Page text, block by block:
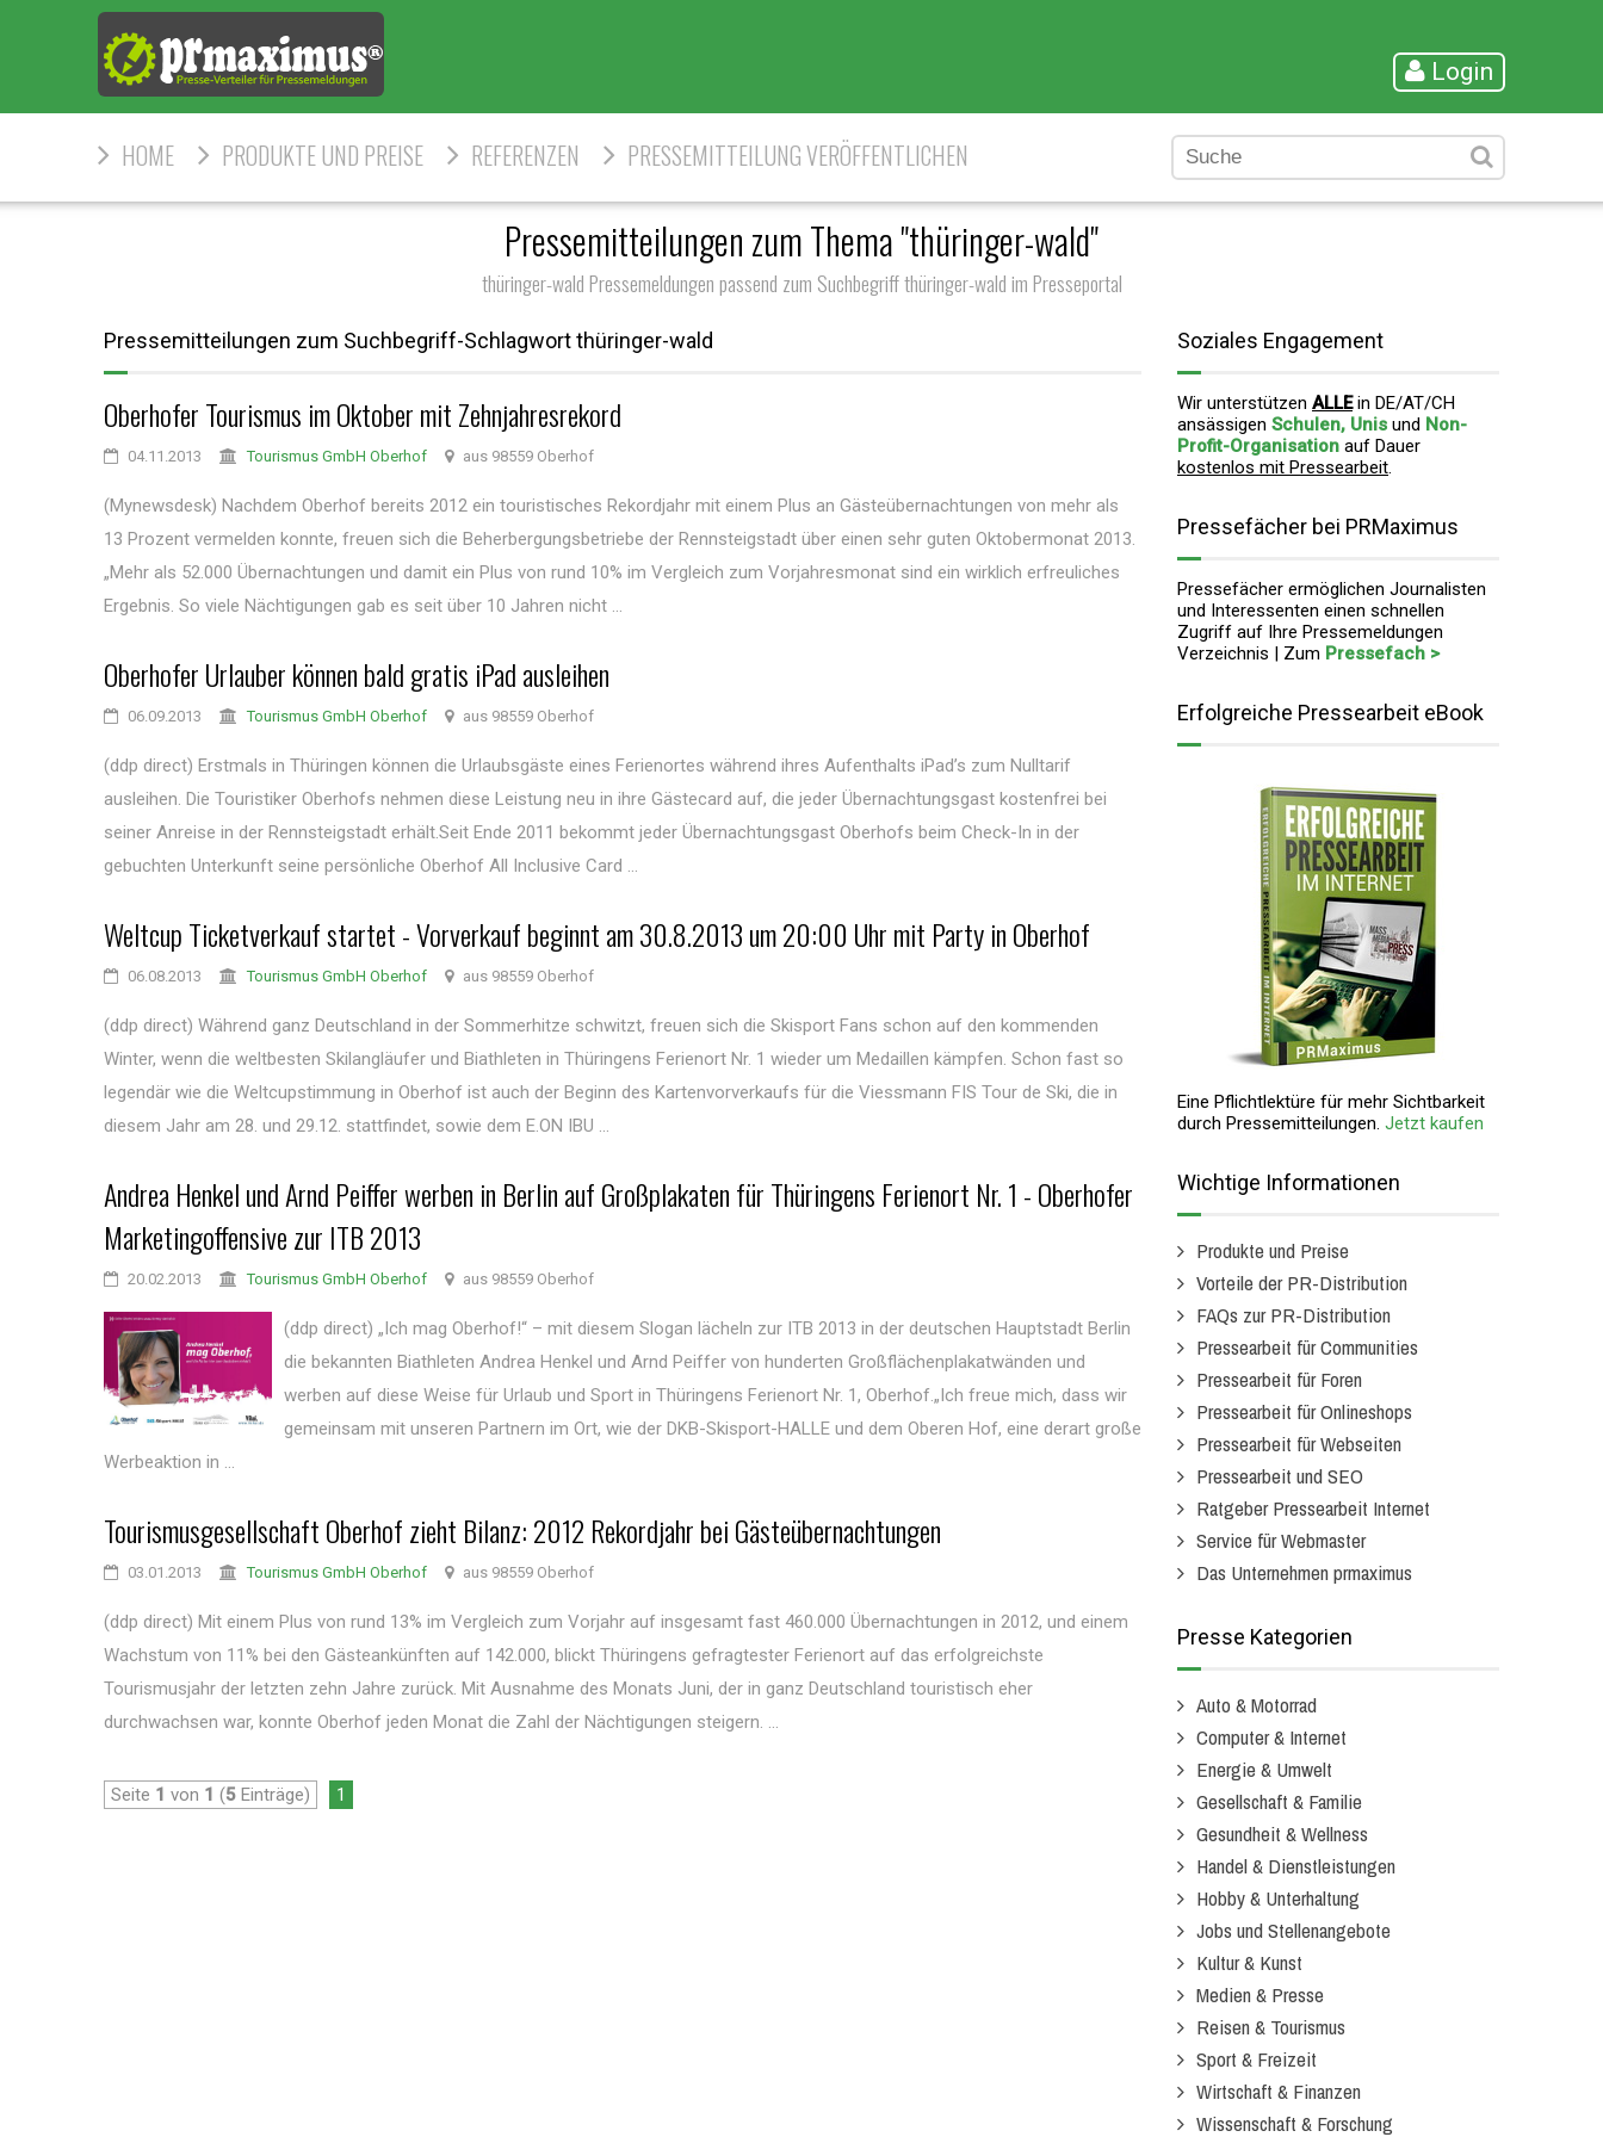
Login
HOME PRODUKTE UND PREISE REFERENZEN PRESSEMITTEILUNG VERÖFFENTLICHEN
Pressemitteilungen zum Thema "thüringer-wald"
thüringer-wald Pressemeldungen passend zum Suchbegriff thüringer-wald im Presseportal
Pressemitteilungen zum Suchbegriff-Schlagwort thüringer-wald
Oberhofer Tourismus im Oktober mit Zehnjahresrekord
04.11.2013 Tourismus GmbH Oberhof aus 98559 Oberhof
(Mynewsdesk) Nachdem Oberhof bereits 2012 ein touristisches Rekordjahr mit einem Plus an Gästeübernachtungen von mehr als
13 Prozent vermelden konnte, freuen sich die Beherbergungsbetriebe der Rennsteigstadt über einen sehr guten Oktobermonat 2013.
„Mehr als 52.000 Übernachtungen und damit ein Plus von rund 10% im Vergleich zum Vorjahresmonat sind ein wirklich erfreuliches
Ergebnis. So viele Nächtigungen gab es seit über 10 Jahren nicht ...
Oberhofer Urlauber können bald gratis iPad ausleihen
06.09.2013 Tourismus GmbH Oberhof aus 98559 Oberhof
(ddp direct) Erstmals in Thüringen können die Urlaubsgäste eines Ferienortes während ihres Aufenthalts iPad’s zum Nulltarif
ausleihen. Die Touristiker Oberhofs nehmen diese Leistung neu in ihre Gästecard auf, die jeder Übernachtungsgast kostenfrei bei
seiner Anreise in der Rennsteigstadt erhält.Seit Ende 2011 bekommt jeder Übernachtungsgast Oberhofs beim Check-In in der
gebuchten Unterkunft seine persönliche Oberhof All Inclusive Card ...
Weltcup Ticketverkauf startet - Vorverkauf beginnt am 30.8.2013 um 20:00 Uhr mit Party in Oberhof
06.08.2013 Tourismus GmbH Oberhof aus 98559 Oberhof
(ddp direct) Während ganz Deutschland in der Sommerhitze schwitzt, freuen sich die Skisport Fans schon auf den kommenden
Winter, wenn die weltbesten Skilangläufer und Biathleten in Thüringens Ferienort Nr. 1 wieder um Medaillen kämpfen. Schon fast so
legendär wie die Weltcupstimmung in Oberhof ist auch der Beginn des Kartenvorverkaufs für die Viessmann FIS Tour de Ski, die in
diesem Jahr am 28. und 29.12. stattfindet, sowie dem E.ON IBU ...
Andrea Henkel und Arnd Peiffer werben in Berlin auf Großplakaten für Thüringens Ferienort Nr. 1 - Oberhofer
Marketingoffensive zur ITB 2013
20.02.2013 Tourismus GmbH Oberhof aus 98559 Oberhof
(ddp direct) „Ich mag Oberhof!“ – mit diesem Slogan lächeln zur ITB 2013 in der deutschen Hauptstadt Berlin
die bekannten Biathleten Andrea Henkel und Arnd Peiffer von hunderten Großflächenplakatwänden und
werben auf diese Weise für Urlaub und Sport in Thüringens Ferienort Nr. 1, Oberhof.„Ich freue mich, dass wir
gemeinsam mit unseren Partnern im Ort, wie der DKB-Skisport-HALLE und dem Oberen Hof, eine derart große
Werbeaktion in ...
Tourismusgesellschaft Oberhof zieht Bilanz: 2012 Rekordjahr bei Gästeübernachtungen
03.01.2013 Tourismus GmbH Oberhof aus 98559 Oberhof
(ddp direct) Mit einem Plus von rund 13% im Vergleich zum Vorjahr auf insgesamt fast 460.000 Übernachtungen in 2012, und einem
Wachstum von 11% bei den Gästeankünften auf 142.000, blickt Thüringens gefragtester Ferienort auf das erfolgreichste
Tourismusjahr der letzten zehn Jahre zurück. Mit Ausnahme des Monats Juni, der in ganz Deutschland touristisch eher
durchwachsen war, konnte Oberhof jeden Monat die Zahl der Nächtigungen steigern. ...
Seite 1 von 1 (5 Einträge) 1
Soziales Engagement
Wir unterstützen ALLEin DE/AT/CH
ansässigen Schulen, Unis und Non-
Profit-Organisation auf Dauer
kostenlos mit Pressearbeit.
Pressefächer bei PRMaximus
Pressefächer ermöglichen Journalisten
und Interessenten einen schnellen
Zugriff auf Ihre Pressemeldungen
Verzeichnis | Zum Pressefach >
Erfolgreiche Pressearbeit eBook
Eine Pflichtlektüre für mehr Sichtbarkeit
durch Pressemitteilungen. Jetzt kaufen
Wichtige Informationen
Produkte und Preise
Vorteile der PR-Distribution
FAQs zur PR-Distribution
Pressearbeit für Communities
Pressearbeit für Foren
Pressearbeit für Onlineshops
Pressearbeit für Webseiten
Pressearbeit und SEO
Ratgeber Pressearbeit Internet
Service für Webmaster
Das Unternehmen prmaximus
Presse Kategorien
Auto & Motorrad
Computer & Internet
Energie & Umwelt
Gesellschaft & Familie
Gesundheit & Wellness
Handel & Dienstleistungen
Hobby & Unterhaltung
Jobs und Stellenangebote
Kultur & Kunst
Medien & Presse
Reisen & Tourismus
Sport & Freizeit
Wirtschaft & Finanzen
Wissenschaft & Forschung